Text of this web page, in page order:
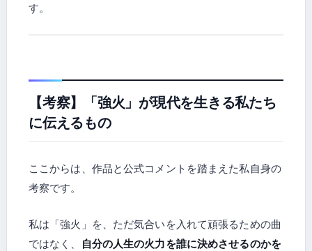
す。
【考察】「強火」が現代を生きる私たち
に伝えるもの
ここからは、作品と公式コメントを踏まえた私自身の
考察です。
私は「強火」を、ただ気合いを入れて頑張るための曲
ではなく、
自分の人生の火力を誰に決めさせるのかを